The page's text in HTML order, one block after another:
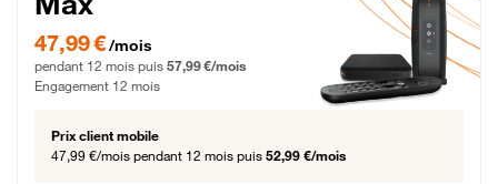
47,99 € par mois pendant 12 mois puis 57,99 € par mois, Engagement 12 mois
47,99 €/mois
pendant 12 mois puis 57,99 €/mois
Engagement 12 mois
Prix client mobile
47,99 €/mois pendant 12 mois puis 52,99 €/mois